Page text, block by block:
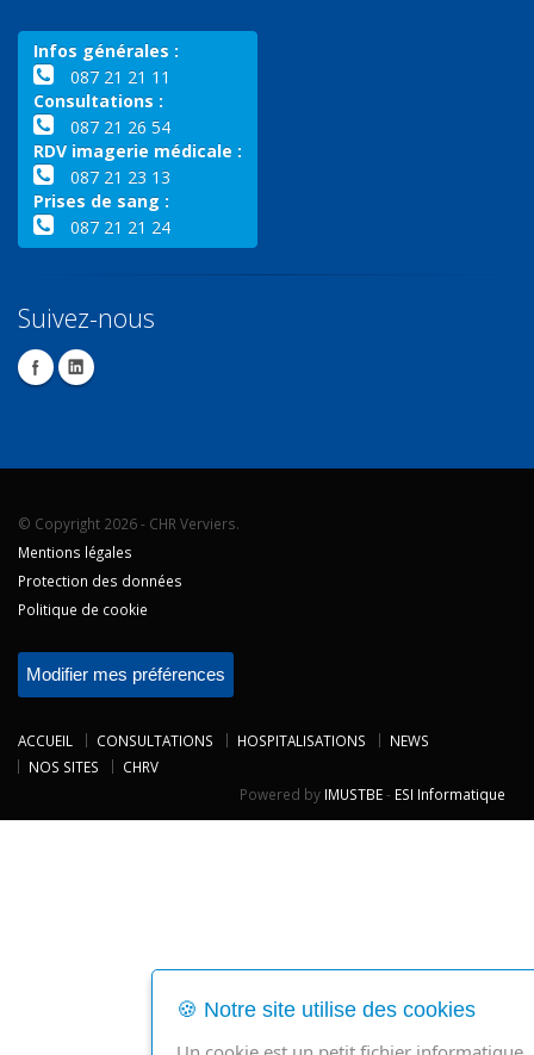
Infos générales :
087 21 21 11
Consultations :
087 21 26 54
RDV imagerie médicale :
087 21 23 13
Prises de sang :
087 21 21 24
Suivez-nous
© Copyright 2026 - CHR Verviers.
Mentions légales
Protection des données
Politique de cookie
Modifier mes préférences
ACCUEIL CONSULTATIONS HOSPITALISATIONS
NEWS
NOS SITES
CHRV
Powered by IMUSTBE- ESI Informatique
🍪 Notre site utilise des cookies